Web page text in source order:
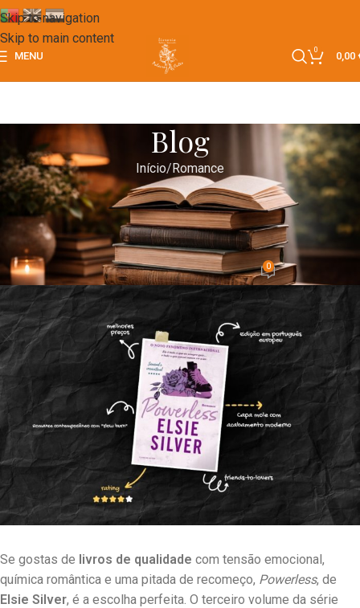
Skip to navigation
Skip to main content
MENU
0
0,00
Blog
Início Romance
ROMANCE
Powerless – Romance Friends-to-
Lovers com Emoção Real
gabrielvibecEm 14/05/2025 0
Se gostas de livros de qualidade com tensão emocional,
química romântica e uma pitada de recomeço, Powerless, de
Elsie Silver, é a escolha perfeita. O terceiro volume da série